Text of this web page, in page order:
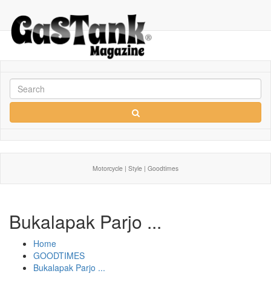
Motorcycle | Style | Goodtimes
Bukalapak Parjo ...
Home
GOODTIMES
Bukalapak Parjo ...